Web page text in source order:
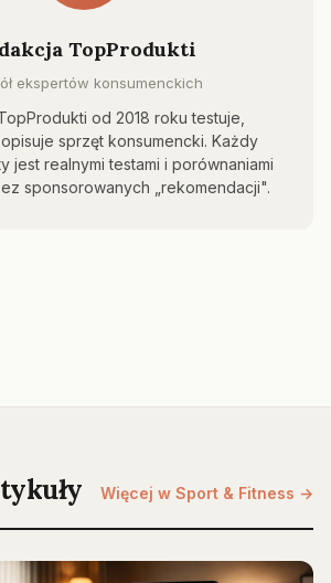
TopProdukti
ekspertów konsumenckich
od 2018 roku testuje,
sprzęt konsumencki. Każdy
jest realnymi testami i porównaniami
sponsorowanych „rekomendacji".
Więcej w Sport & Fitness →